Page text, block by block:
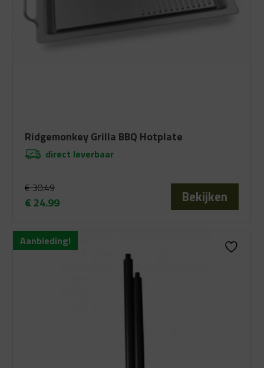
Ridgemonkey Grilla BBQ Hotplate
direct leverbaar
€30.49
prijs
was:
€ 24.99
prijs
is:
Bekijken
Aanbieding!